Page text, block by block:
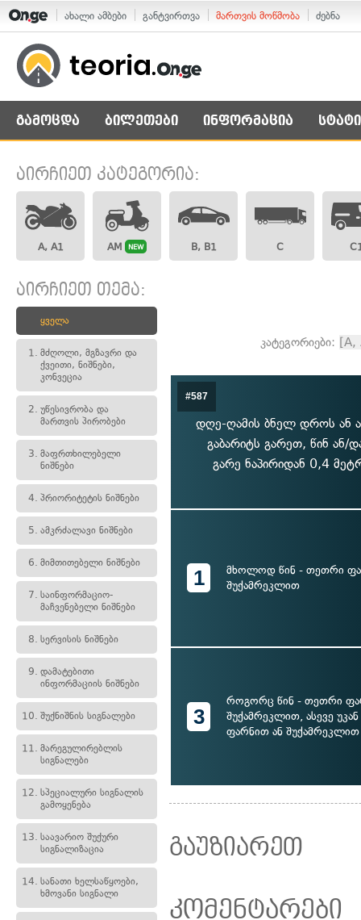
ახალი ამბები განტვირთვა მართვის მოწმობა ძებნა
გამოცდა ბილეთები ინფორმაცია
აირჩიეთ კატეგორია:
A, A1 AM NEW B, B1 C
აირჩიეთ თემა:
ყველა
1. მძღოლი, მგზავრი და
ქვეითი, ნიშნები,
კონვეცია
2. უწესივრობა და
მართვის პირობები
3. მაფრთხილებელი
ნიშნები
4. პრიორიტეტის ნიშნები
5. ამკრძალავი ნიშნები
6. მიმთითებელი ნიშნები
7. საინფორმაციო-
მაჩვენებელი ნიშნები
8. სერვისის ნიშნები
9. დამატებითი
ინფორმაციის ნიშნები
10. შუქნიშნის სიგნალები
11. მარეგულირებლის
სიგნალები
12. სპეციალური სიგნალის
გამოყენება
13. საავარიო შუქური
სიგნალიზაცია
14. სანათი ხელსაწყოები,
ხმოვანი სიგნალი
კატეგორიები: [A,
#587
დღე-ღამის ბნელ დროს ან
გაბარიტს გარეთ, წინ ან/
გარე ნაპირიდან 0,4
1
მხოლოდ წინ - თეთრი
შუქამრეკლით
3
როგორც წინ - თეთრი
შუქამრეკლით, ასევე
ფარნით ან შუქამრეკლით
გაუზიარეთ
კომენტარები